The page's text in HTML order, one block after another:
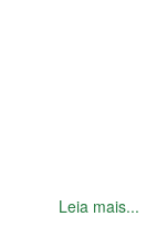
Leia mais...